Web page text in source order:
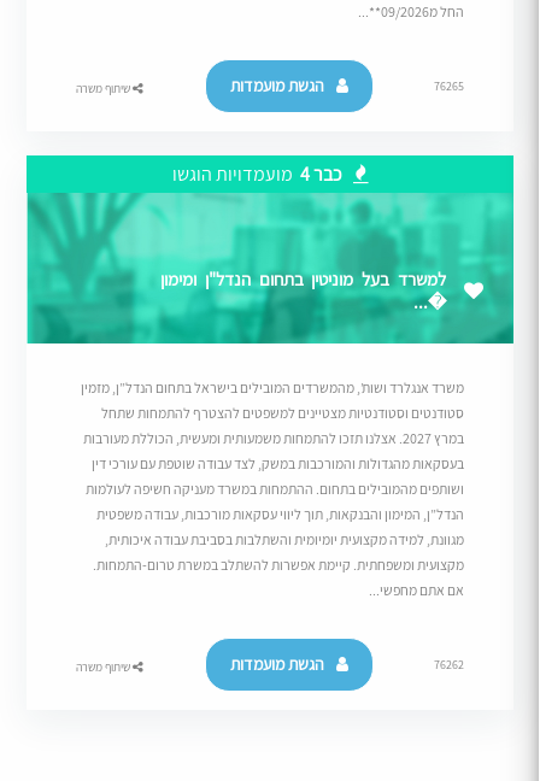
החל מ09/2026**...
76265 הגשת מועמדות שיתוף משרה
כבר 4 מועמדויות הוגשו
למשרד בעל מוניטין בתחום הנדל"ן ומימון
�...
משרד אנגלרד ושות’, מהמשרדים המובילים בישראל בתחום הנדל”ן, מזמין
סטודנטים וסטודנטיות מצטיינים למשפטים להצטרף להתמחות שתחל
במרץ 2027. אצלנו תזכו להתמחות משמעותית ומעשית, הכוללת מעורבות
בעסקאות מהגדולות והמורכבות במשק, לצד עבודה שוטפת עם עורכי דין
ושותפים מהמובילים בתחום. ההתמחות במשרד מעניקה חשיפה לעולמות
הנדל”ן, המימון והבנקאות, תוך ליווי עסקאות מורכבות, עבודה משפטית
מגוונת, למידה מקצועית יומיומית והשתלבות בסביבת עבודה איכותית,
מקצועית ומשפחתית. קיימת אפשרות להשתלב במשרת טרום-התמחות.
אם אתם מחפשי...
76262 הגשת מועמדות שיתוף משרה